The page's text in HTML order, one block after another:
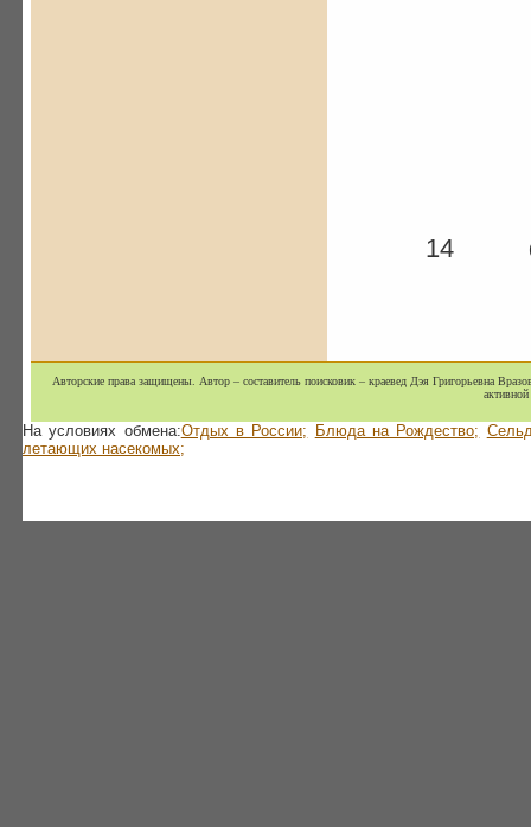
14
Авторские права защищены. Автор – составитель поисковик – краевед Дэя Григорьевна
На условиях обмена:Отдых в России; Блюда на Рождество;
летающих насекомых;